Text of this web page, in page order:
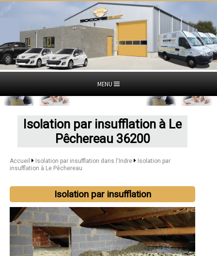
MENU
Isolation par insufflation à Le
Pêchereau 36200
Accueil Isolation par insufflation dans l'Indre
Isolation par
insufflation à Le Pêchereau
Isolation par insufflation